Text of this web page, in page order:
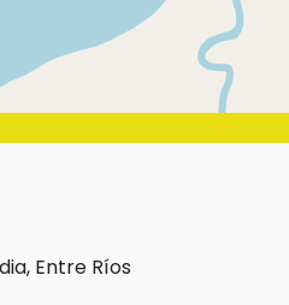
Entre Ríos